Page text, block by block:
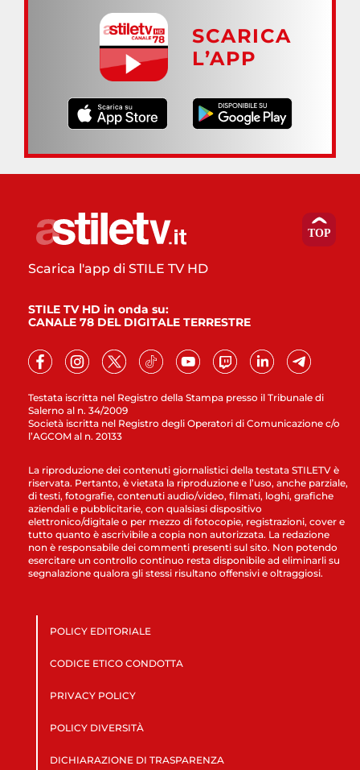
SCARICA
L’APP
Testata iscritta nel Registro della Stampa presso il Tribunale di
Salerno al n. 34/2009
Società iscritta nel Registro degli Operatori di Comunicazione c/o
l’AGCOM al n. 20133
Scarica l'app di STILE TV HD
STILE TV HD in onda su:
CANALE 78 DEL DIGITALE TERRESTRE
La riproduzione dei contenuti giornalistici della testata STILETV è
riservata. Pertanto, è vietata la riproduzione e l’uso, anche parziale,
di testi, fotografie, contenuti audio/video, filmati, loghi, grafiche
aziendali e pubblicitarie, con qualsiasi dispositivo
elettronico/digitale o per mezzo di fotocopie, registrazioni, cover e
tutto quanto è ascrivibile a copia non autorizzata. La redazione
non è responsabile dei commenti presenti sul sito. Non potendo
esercitare un controllo continuo resta disponibile ad eliminarli su
segnalazione qualora gli stessi risultano offensivi e oltraggiosi.
POLICY EDITORIALE
CODICE ETICO CONDOTTA
PRIVACY POLICY
POLICY DIVERSITÀ
DICHIARAZIONE DI TRASPARENZA